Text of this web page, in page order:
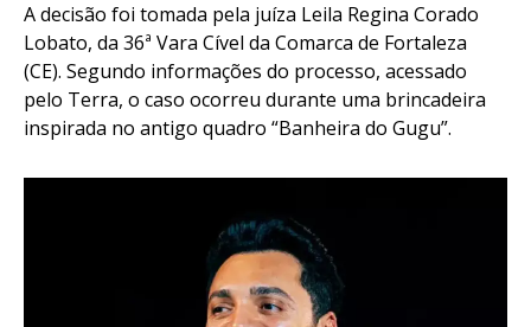
A decisão foi tomada pela juíza Leila Regina Corado
Lobato, da 36ª Vara Cível da Comarca de Fortaleza
(CE). Segundo informações do processo, acessado
pelo Terra, o caso ocorreu durante uma brincadeira
inspirada no antigo quadro “Banheira do Gugu”.